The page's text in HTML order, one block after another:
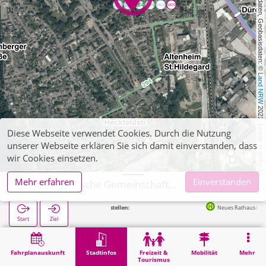
, Kartendaten, Geobasisdaten: ©
Land NRW
2021, Lizenz
dl-de/by-2-0
Fahrplanauskunft Stadtinfos
Freizeit &
Tourismus
Mobilität Mehr
Start Ziel
Nächste Haltestellen: Neues Rathaus in 225m
Stadtinfos Jülich, Städtische Gemeinschaftsschule Süd
Diese Webseite verwendet Cookies. Durch die Nutzung
unserer Webseite erklären Sie sich damit einverstanden, dass
wir Cookies einsetzen.
Mehr erfahren
Einverstanden